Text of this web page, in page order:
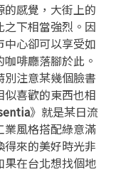
感覺，大街上的
下相當強烈。因
心卻可以享受如
啡廳落腳於此。
注意某幾個臉書
喜歡的東西也相
》就是某日流
業風格搭配綠意滿
來的美好時光非
果在台北想找個地